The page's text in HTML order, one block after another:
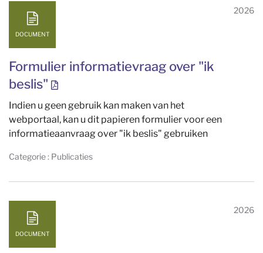
DOCUMENT
Formulier informatievraag over "ik
beslis"
2026
Indien u geen gebruik kan maken van het
webportaal, kan u dit papieren formulier voor een
informatieaanvraag over "ik beslis" gebruiken
Categorie : Publicaties
DOCUMENT
2026